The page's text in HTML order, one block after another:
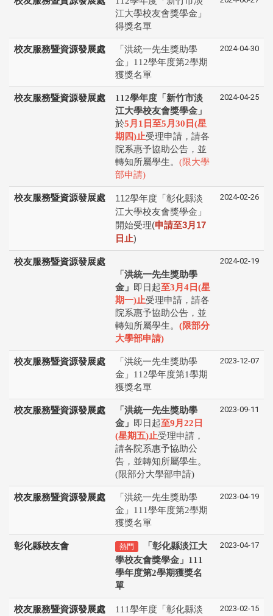
江大學校友會獎學金」
得獎名單
校友服務暨資源發展處
「洪統一先生獎助學
金」112學年度第2學期
獲獎名單
2024-04-30
校友服務暨資源發展處
112學年度「新竹市淡
江大學校友會獎學金」
於5月1日至5月30日(星
期四)止受理申請，請各
院系惠予協助公告，並
轉知所屬學生。 (限大學
部申請)
2024-04-25
校友服務暨資源發展處 112學年度「彰化縣淡
江⼤學校友會獎學⾦」
開始受理(申請⾄3⽉ 17
⽇⽌)
2024-02-26
校友服務暨資源發展處
「洪統一先生獎助學
金」 即日起至3月4日(星
期一)止受理申請，請各
院系惠予協助公告，並
轉知所屬學生。 (限部分
大學部申請)
2024-02-19
校友服務暨資源發展處
「洪統一先生獎助學
金」112學年度第1學期
獲獎名單
2023-12-07
校友服務暨資源發展處
「洪統一先生獎助學
金」 即日起至9月22日
(星期五)止受理申請，
請各院系惠予協助公
告，並轉知所屬學生。
(限部分大學部申請)
2023-09-11
校友服務暨資源發展處
「洪統一先生獎助學
金」111學年度第2學期
獲獎名單
2023-04-19
彰化縣校友會 熱門
「彰化縣淡江大
學校友會獎學金」111
學年度第2學期獲獎名
單
2023-04-17
校友服務暨資源發展處
111學年度「彰化縣淡
2023-02-15